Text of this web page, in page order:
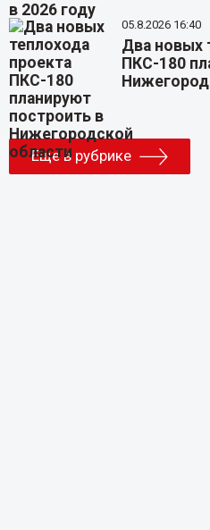
05.8.2026 16:40
Два новых
ПКС-180
Еще в рубрике